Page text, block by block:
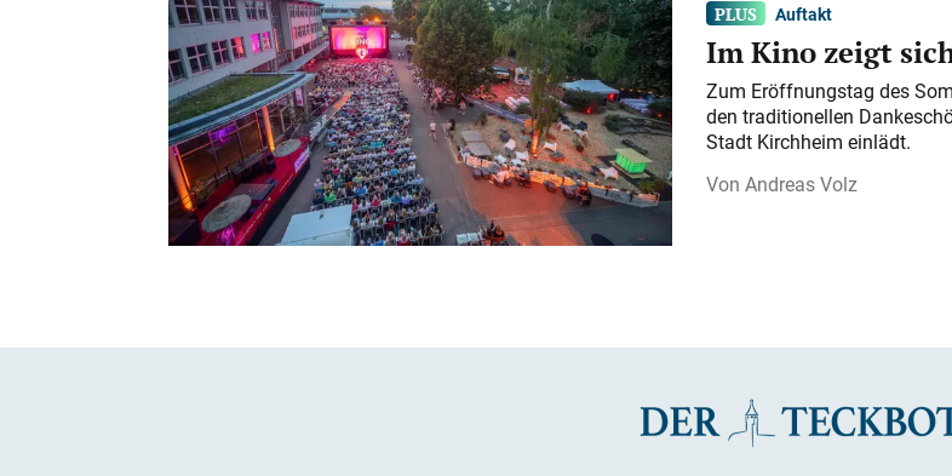
Auftakt
Im Kino zeigt
Zum Eröffnungstag des
den traditionellen
Stadt Kirchheim einlädt.
Andreas Volz